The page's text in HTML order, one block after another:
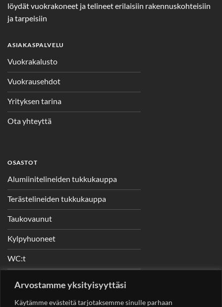
Arvostamme yksityisyyttäsi
Käytämme evästeitä tarjotaksemme sinulle parhaan
löydät vuokrakoneet ja telineet erilaisiin rakennuskohteisiin
ja tarpeisiin
ASIAKASPALVELU
Vuokrakalusto
Vuokrausehdot
Yrityksen tarina
Ota yhteyttä
OSASTOT
Alumiinitelineiden tukkukauppa
Terästelineiden tukkukauppa
Taukovaunut
Kylpyhuoneet
WC:t